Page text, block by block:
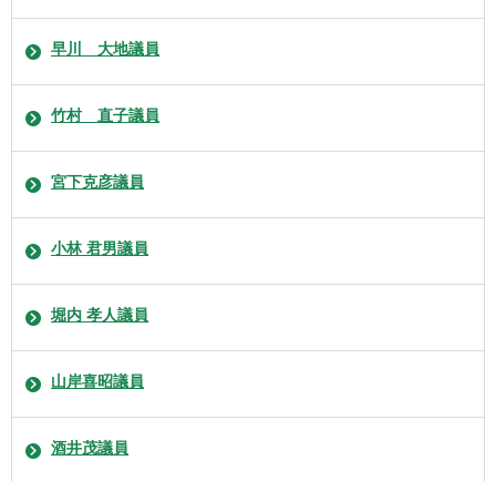
早川 大地議員
竹村 直子議員
宮下克彦議員
小林 君男議員
堀内 孝人議員
山岸喜昭議員
酒井茂議員